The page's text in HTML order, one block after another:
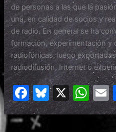
de personas a las que la
una, en calidad de socios y
de radio. En general se ha
formación, experimentación y
radiofónicas, luego
radiodifusión, Internet o
F
a
c
Bl
u
X W
h